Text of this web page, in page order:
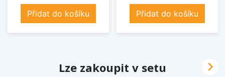
Přidat do košíku Přidat do košíku
Lze zakoupit v setu 